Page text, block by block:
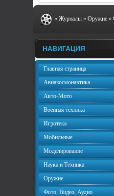
»Журналы »Оружие »
НАВИГАЦИЯ
Главная страница
Авиакосмонавтика
Авто-Мото
Военная техника
Игротека
Мобильные
Моделирование
Наука и Техника
Оружие
Фото, Видео, Аудио